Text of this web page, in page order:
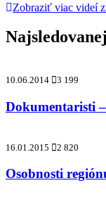
Zobraziť viac videí
10.06.2014 3 199
Dokumentaristi
16.01.2015 2 820
Osobnosti